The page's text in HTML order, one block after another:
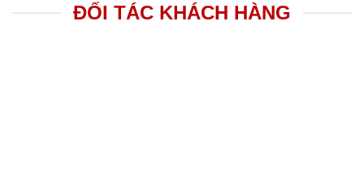
ĐỐI TÁC KHÁCH HÀNG